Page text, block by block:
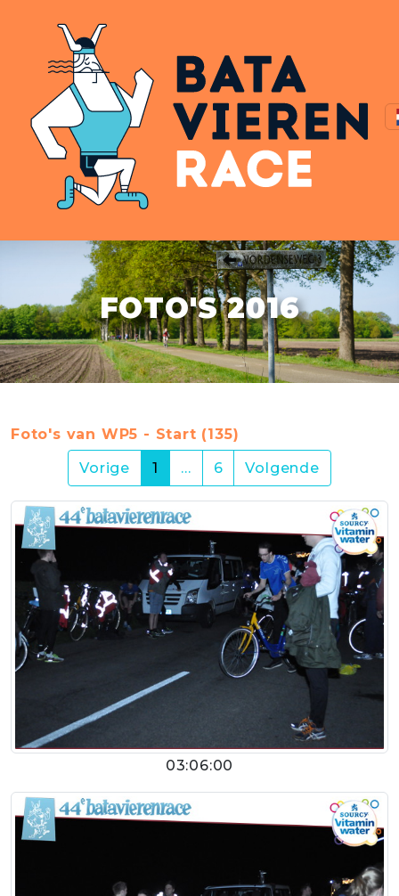
FOTO'S 2016
Foto's van WP5 - Start (135)
Vorige
1 (current)
… 6 Volgende
03:06:00